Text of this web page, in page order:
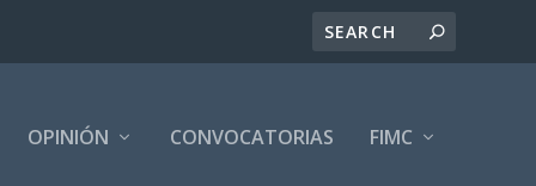
OPINIÓN CONVOCATORIAS FIMC